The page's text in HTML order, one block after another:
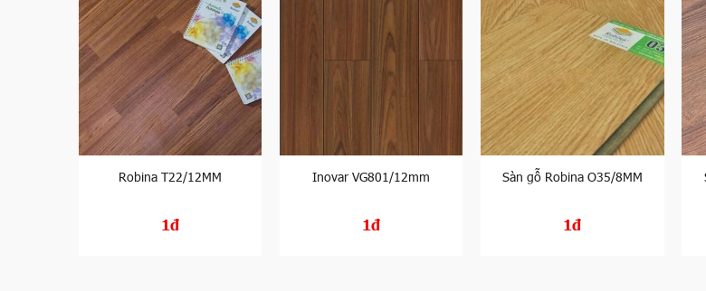
Robina T22/12MM
1đ
Inovar VG801/12mm
1đ
Sàn gỗ Robina O35/8MM
1đ